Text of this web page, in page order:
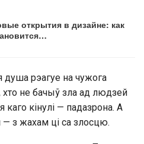
открытия в дизайне: как
душа рэагуе на чужога
не бачыў зла ад людзей
кінулі — падазрона. А
— з жахам ці са злосцю.